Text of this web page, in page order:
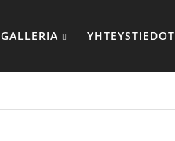
GALLERIA YHTEYSTIEDOT